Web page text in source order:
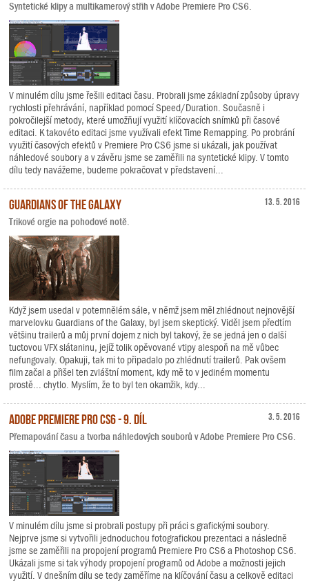
Syntetické klipy a multikamerový střih v Adobe Premiere Pro CS6.
V minulém dílu jsme řešili editaci času. Probrali jsme základní způsoby úpravy
rychlosti přehrávání, například pomocí Speed/Duration. Současně i
pokročilejší metody, které umožňují využití klíčovacích snímků při časové
editaci. K takovéto editaci jsme využívali efekt Time Remapping. Po probrání
využití časových efektů v Premiere Pro CS6 jsme si ukázali, jak používat
náhledové soubory a v závěru jsme se zaměřili na syntetické klipy. V tomto
dílu tedy navážeme, budeme pokračovat v představení...
13. 5. 2016
Guardians of the Galaxy
Trikové orgie na pohodové notě.
Když jsem usedal v potemnělém sále, v němž jsem měl zhlédnout nejnovější
marvelovku Guardians of the Galaxy, byl jsem skeptický. Viděl jsem předtím
většinu trailerů a můj první dojem z nich byl takový, že se jedná jen o další
tuctovou VFX slátaninu, jejíž tolik opěvované vtipy alespoň na mě vůbec
nefungovaly. Opakuji, tak mi to připadalo po zhlédnutí trailerů. Pak ovšem
film začal a přišel ten zvláštní moment, kdy mě to v jediném momentu
prostě... chytlo. Myslím, že to byl ten okamžik, kdy...
3. 5. 2016
Adobe Premiere Pro CS6 - 9. díl
Přemapování času a tvorba náhledových souborů v Adobe Premiere Pro CS6.
V minulém dílu jsme si probrali postupy při práci s grafickými soubory.
Nejprve jsme si vytvořili jednoduchou fotografickou prezentaci a následně
jsme se zaměřili na propojení programů Premiere Pro CS6 a Photoshop CS6.
Ukázali jsme si tak výhody propojení programů od Adobe a možnosti jejich
využití. V dnešním dílu se tedy zaměříme na klíčování času a celkově editaci